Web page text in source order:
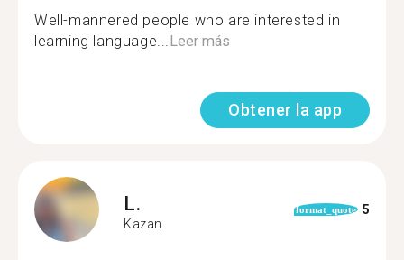
Well-mannered people who are interested in
learning language...Leer más
Obtener la app
L.
Kazan
format_quote 5